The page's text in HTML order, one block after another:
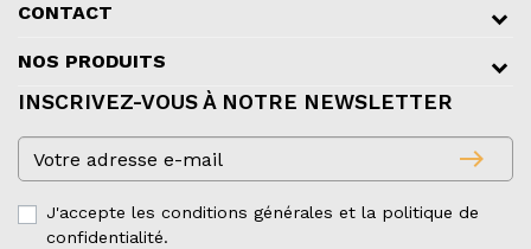
CONTACT
NOS PRODUITS
INSCRIVEZ-VOUS À NOTRE NEWSLETTER
east
J'accepte les conditions générales et la politique de
confidentialité.